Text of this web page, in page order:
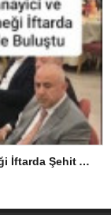
Arnavutköy Sanayici ve İş İnsanları Derneği İftarda Şehit Aileleriyle Buluştu